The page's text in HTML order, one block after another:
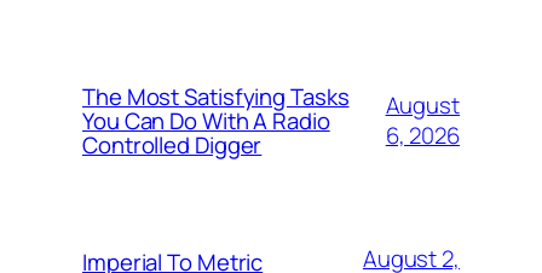
The Most Satisfying Tasks
You Can Do With A Radio
Controlled Digger
August
6, 2026
Imperial To Metric
August 2,